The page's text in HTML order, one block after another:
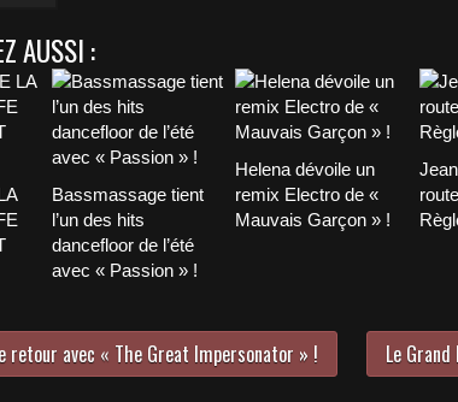
AUSSI :
Bassmassage tient
l’un des hits
dancefloor de l’été
avec « Passion » !
Helena dévoile un
remix Electro de «
Mauvais Garçon » !
retour avec « The Great Impersonator » ! Le